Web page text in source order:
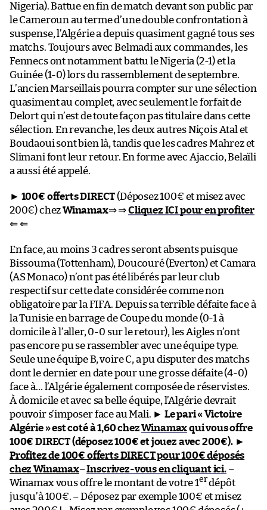
Nigeria). Battue en fin de match devant son public par
le Cameroun au terme d’une double confrontation à
suspense, l’Algérie a depuis quasiment gagné tous ses
matchs. Toujours avec Belmadi aux commandes, les
Fennecs ont notamment battu le Nigeria (2-1) et la
Guinée (1-0) lors du rassemblement de septembre.
L’ancien Marseillais pourra compter sur une sélection
quasiment au complet, avec seulement le forfait de
Delort qui n’est de toute façon pas titulaire dans cette
sélection. En revanche, les deux autres Niçois Atal et
Boudaoui sont bien là, tandis que les cadres Mahrez et
Slimani font leur retour. En forme avec Ajaccio, Belaïli
a aussi été appelé.
► 100€ offerts DIRECT(Déposez 100€ et misez avec
200€) chezWinamax⇒ ⇒Cliquez ICI pour en profiter
⇐ ⇐
En face, au moins 3 cadres seront absents puisque
Bissouma (Tottenham), Doucouré (Everton) et Camara
(AS Monaco) n’ont pas été libérés par leur club
respectif sur cette date considérée comme non
obligatoire par la FIFA. Depuis sa terrible défaite face à
la Tunisie en barrage de Coupe du monde (0-1 à
domicile à l’aller, 0-0 sur le retour), les Aigles n’ont
pas encore pu se rassembler avec une équipe type.
Seule une équipe B, voire C, a pu disputer des matchs
dont le dernier en date pour une grosse défaite (4-0)
face à… l’Algérie également composée de réservistes.
À domicile et avec sa belle équipe, l’Algérie devrait
pouvoir s’imposer face au Mali. ► Le pari « Victoire
Algérie » est coté à 1,60 chezWinamaxqui vous offre
100€ DIRECT (déposez 100€ et jouez avec 200€).►
Profitez de 100€ offerts DIRECT pour 100€ déposés
chez Winamax–Inscrivez-vous en cliquant ici.–
Winamax vous offre le montant de votre 1erdépôt
jusqu’à 100€. – Déposez par exemple 100€ et misez